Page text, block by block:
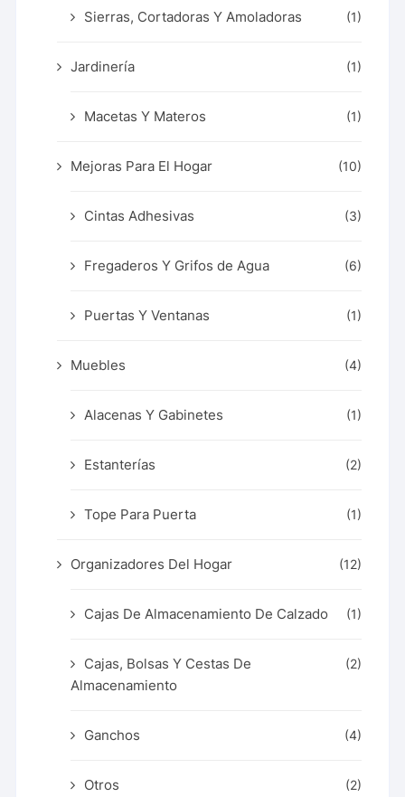
Sierras, Cortadoras Y Amoladoras (1)
Jardinería (1)
Macetas Y Materos (1)
Mejoras Para El Hogar (10)
Cintas Adhesivas (3)
Fregaderos Y Grifos de Agua (6)
Puertas Y Ventanas (1)
Muebles (4)
Alacenas Y Gabinetes (1)
Estanterías (2)
Tope Para Puerta (1)
Organizadores Del Hogar (12)
Cajas De Almacenamiento De Calzado (1)
Cajas, Bolsas Y Cestas De
Almacenamiento
(2)
Ganchos (4)
Otros (2)